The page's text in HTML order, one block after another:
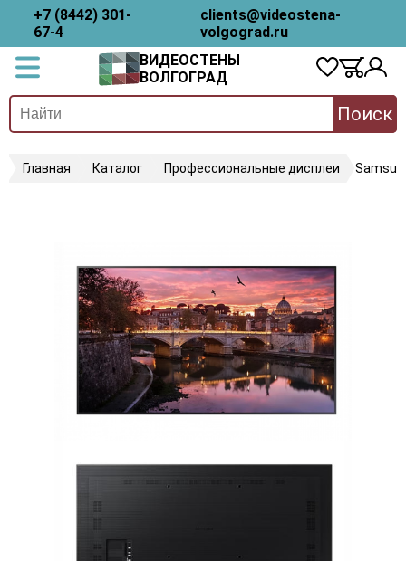
+7 (8442) 301-
67-4
clients@videostena-
volgograd.ru
ВИДЕОСТЕНЫ
ВОЛГОГРАД
Поиск
Главная Каталог Профессиональные дисплеи